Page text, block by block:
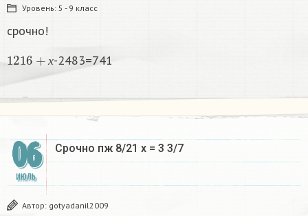
Уровень: 5 - 9 класс
срочно!
х
1216 -2483=741
06
ИЮЛЬ
Срочно пж 8/21 х = 3 3/7
Автор: gotyadanil2009